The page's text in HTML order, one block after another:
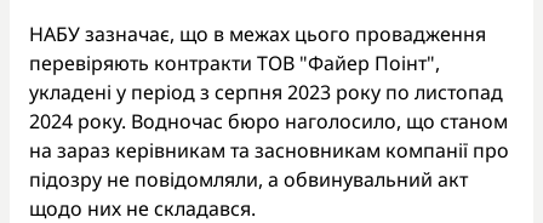
НАБУ зазначає, що в межах цього провадження
перевіряють контракти ТОВ "Файер Поінт",
укладені у період з серпня 2023 року по листопад
2024 року. Водночас бюро наголосило, що станом
на зараз керівникам та засновникам компанії про
підозру не повідомляли, а обвинувальний акт
щодо них не складався.